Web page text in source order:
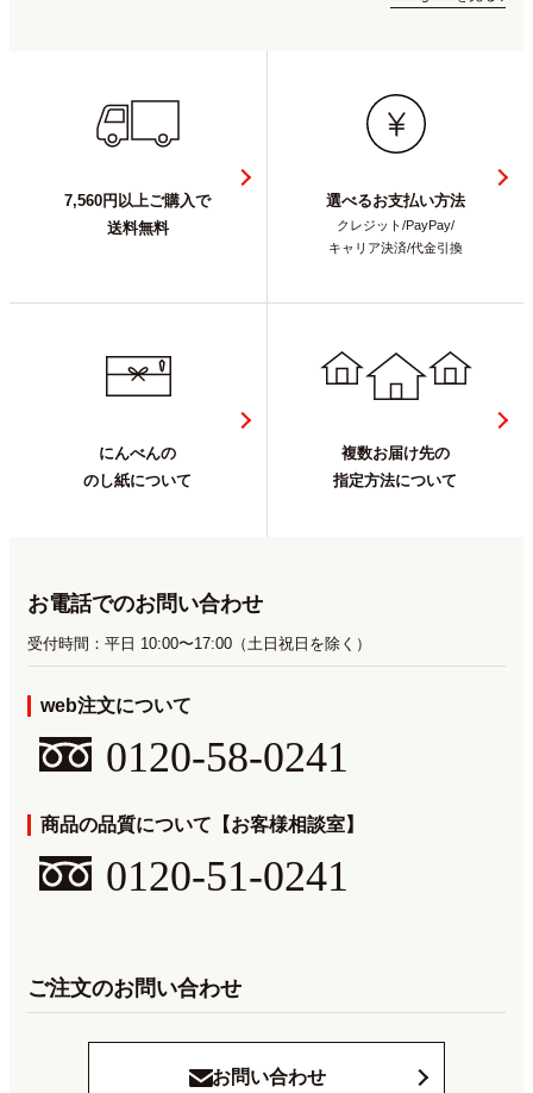
7,560円以上ご購入で
送料無料
選べるお支払い方法
クレジット/PayPay/
キャリア決済/代金引換
にんべんの
のし紙について
複数お届け先の
指定方法について
お電話でのお問い合わせ
受付時間：平日 10:00〜17:00（土日祝日を除く）
web注文について
0120-58-0241
商品の品質について【お客様相談室】
0120-51-0241
ご注文のお問い合わせ
お問い合わせ